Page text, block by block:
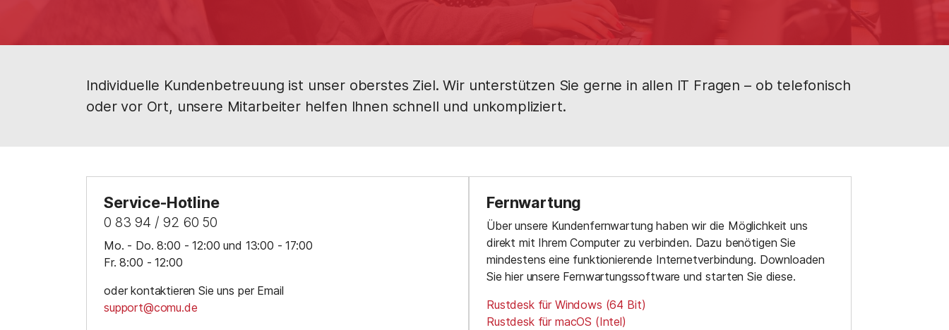
Individuelle Kundenbetreuung ist unser oberstes Ziel. Wir unterstützen Sie gerne in allen IT Fragen – ob telefonisch
oder vor Ort, unsere Mitarbeiter helfen Ihnen schnell und unkompliziert.
Service-Hotline
0 83 94 / 92 60 50
Mo. - Do. 8:00 - 12:00 und 13:00 - 17:00
Fr. 8:00 - 12:00
oder kontaktieren Sie uns per Email
support@comu.de
Fernwartung
Über unsere Kundenfernwartung haben wir die Möglichkeit uns
direkt mit Ihrem Computer zu verbinden. Dazu benötigen Sie
mindestens eine funktionierende Internetverbindung. Downloaden
Sie hier unsere Fernwartungssoftware und starten Sie diese.
Rustdesk für Windows (64 Bit)
Rustdesk für macOS (Intel)